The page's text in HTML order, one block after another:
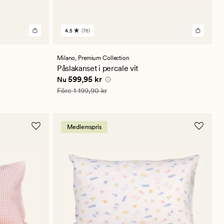
76
ett
genomsnittligt
betyg
på
4.5
4.5 (76)
Milano, Premium Collection
Påslakanset i percale vit
Nuvarande pris
Nu 599,95 kr
Ordinarie pris 1 199,90 kr
Före1 199,90 kr
Medlemspris